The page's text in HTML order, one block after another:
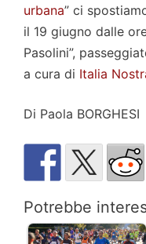
urbana” ci
il 19 giugno dalle
Pasolini”,
a cura di Italia
Di Paola BORGHESI
Potrebbe